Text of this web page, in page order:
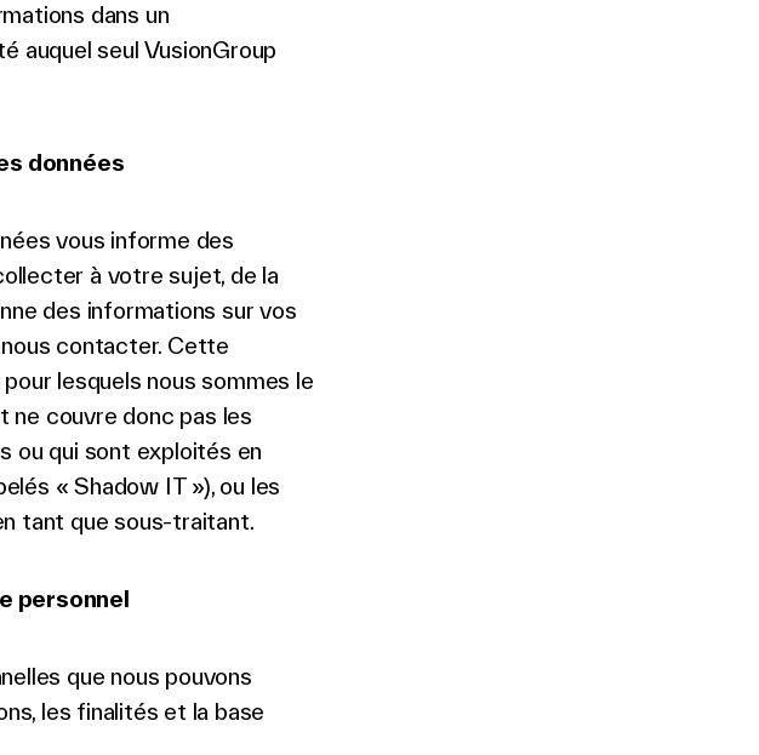
dans un
auquel seul VusionGroup
données
vous informe des
à votre sujet, de la
des informations sur vos
contacter. Cette
lesquels nous sommes le
ne couvre donc pas les
ou qui sont exploités en
« Shadow IT »), ou les
tant que sous-traitant.
personnel
que nous pouvons
les finalités et la base